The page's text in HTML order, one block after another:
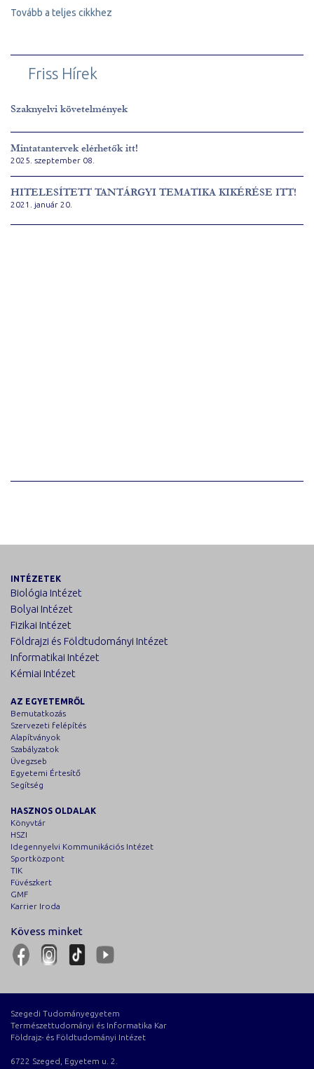
Tovább a teljes cikkhez
Friss Hírek
Szaknyelvi követelmények
Mintatantervek elérhetők itt!
2025. szeptember 08.
HITELESÍTETT TANTÁRGYI TEMATIKA KIKÉRÉSE ITT!
2021. január 20.
INTÉZETEK
Biológia Intézet
Bolyai Intézet
Fizikai Intézet
Földrajzi és Földtudományi Intézet
Informatikai Intézet
Kémiai Intézet
AZ EGYETEMRŐL
Bemutatkozás
Szervezeti felépítés
Alapítványok
Szabályzatok
Üvegzseb
Egyetemi Értesítő
Segítség
HASZNOS OLDALAK
Könyvtár
HSZI
Idegennyelvi Kommunikációs Intézet
Sportközpont
TIK
Füvészkert
GMF
Karrier Iroda
Kövess minket
Szegedi Tudományegyetem
Természettudományi és Informatika Kar
Földrajz- és Földtudományi Intézet
6722 Szeged, Egyetem u. 2.